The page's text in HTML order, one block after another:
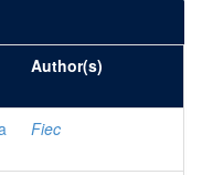
Author(s)
Fiec